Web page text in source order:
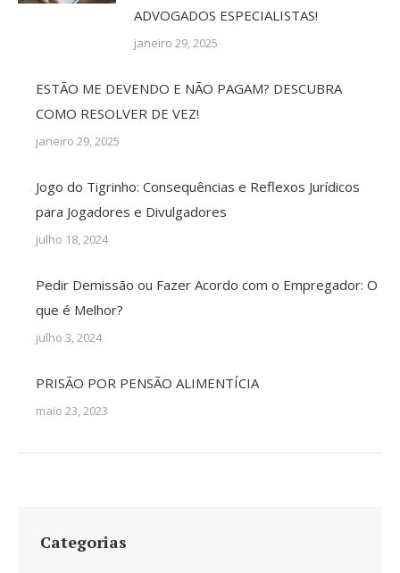
ADVOGADOS ESPECIALISTAS!
janeiro 29, 2025
ESTÃO ME DEVENDO E NÃO PAGAM? DESCUBRA
COMO RESOLVER DE VEZ!
janeiro 29, 2025
Jogo do Tigrinho: Consequências e Reflexos Jurídicos
para Jogadores e Divulgadores
julho 18, 2024
Pedir Demissão ou Fazer Acordo com o Empregador: O
que é Melhor?
julho 3, 2024
PRISÃO POR PENSÃO ALIMENTÍCIA
maio 23, 2023
Categorias